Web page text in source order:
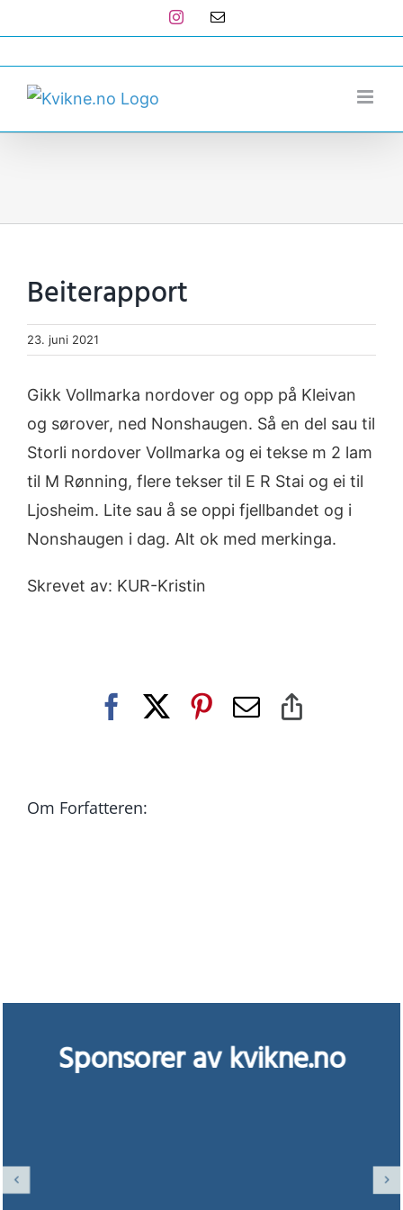
to
content
Instagram
E-
Beiterapport
23. juni 2021
Gikk Vollmarka nordover og opp på Kleivan
og sørover, ned Nonshaugen. Så en del sau til
Storli nordover Vollmarka og ei tekse m 2 lam
til M Rønning, flere tekser til E R Stai og ei til
Ljosheim. Lite sau å se oppi fjellbandet og i
Nonshaugen i dag. Alt ok med merkinga.
Skrevet av: KUR-Kristin
Facebook Pinterest
E-
Om Forfatteren:
Sponsorer av kvikne.no